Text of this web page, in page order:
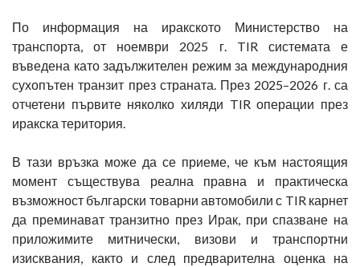
По информация на иракското Министерство на
транспорта, от ноември 2025 г. TIR системата е
въведена като задължителен режим за международния
сухопътен транзит през страната. През 2025–2026 г. са
отчетени първите няколко хиляди TIR операции през
иракска територия.
В тази връзка може да се приеме, че към настоящия
момент съществува реална правна и практическа
възможност български товарни автомобили с TIR карнет
да преминават транзитно през Ирак, при спазване на
приложимите митнически, визови и транспортни
изисквания, както и след предварителна оценка на